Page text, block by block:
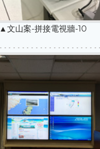
▲文山案-拼接電視牆-10